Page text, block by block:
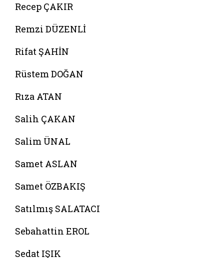
Recep ÇAKIR
Remzi DÜZENLİ
Rifat ŞAHİN
Rüstem DOĞAN
Rıza ATAN
Salih ÇAKAN
Salim ÜNAL
Samet ASLAN
Samet ÖZBAKIŞ
Satılmış SALATACI
Sebahattin EROL
Sedat IŞIK